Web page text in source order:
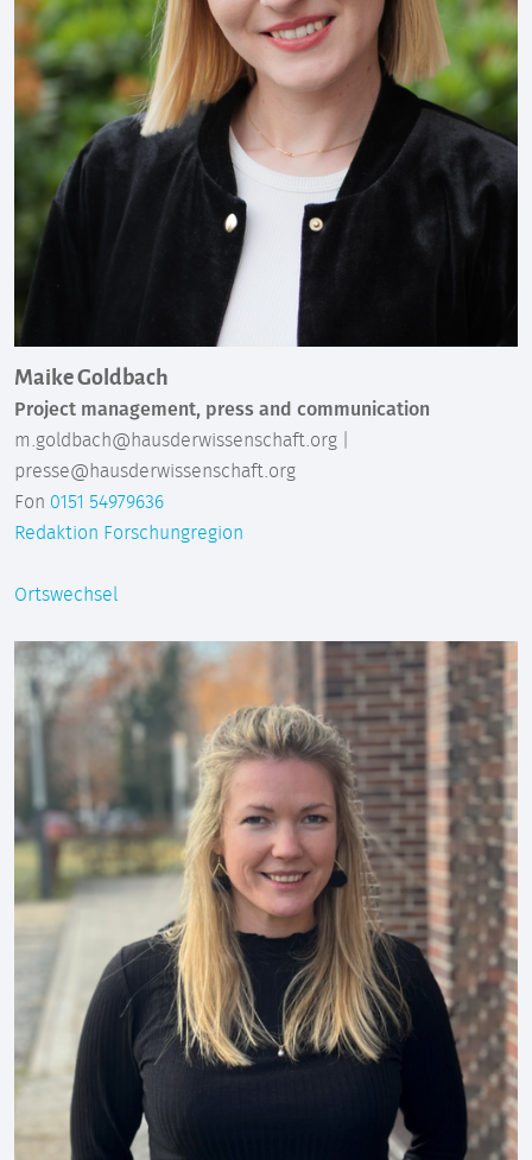
Maike Goldbach
Project management, press and communication
m.goldbach@hausderwissenschaft.org |
presse@hausderwissenschaft.org
Fon 0151 54979636
Redaktion Forschungregion
Ortswechsel